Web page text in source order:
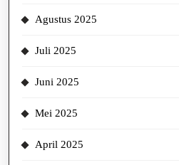
Agustus 2025
Juli 2025
Juni 2025
Mei 2025
April 2025